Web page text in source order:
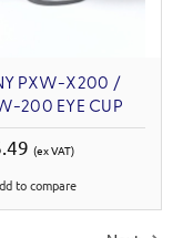
PXW-X200 /
200 EYE CUP
(ex VAT)
to compare